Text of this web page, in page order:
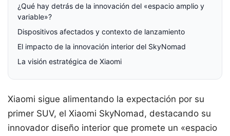
¿Qué hay detrás de la innovación del «espacio amplio y
variable»?
Dispositivos afectados y contexto de lanzamiento
El impacto de la innovación interior del SkyNomad
La visión estratégica de Xiaomi
Xiaomi sigue alimentando la expectación por su
primer SUV, el Xiaomi SkyNomad, destacando su
innovador diseño interior que promete un «espacio